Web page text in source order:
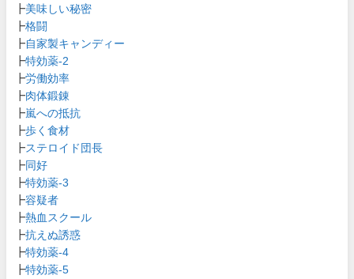
┣美味しい秘密
┣格闘
┣自家製キャンディー
┣特効薬-2
┣労働効率
┣肉体鍛錬
┣嵐への抵抗
┣歩く食材
┣ステロイド団長
┣同好
┣特効薬-3
┣容疑者
┣熱血スクール
┣抗えぬ誘惑
┣特効薬-4
┣特効薬-5